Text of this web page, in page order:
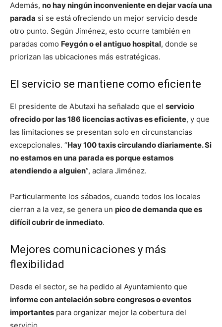
Además, no hay ningún inconveniente en dejar vacía una
parada si se está ofreciendo un mejor servicio desde
otro punto. Según Jiménez, esto ocurre también en
paradas como Feygón o el antiguo hospital, donde se
priorizan las ubicaciones más estratégicas.
El servicio se mantiene como eficiente
El presidente de Abutaxi ha señalado que el servicio
ofrecido por las 186 licencias activas es eficiente, y que
las limitaciones se presentan solo en circunstancias
excepcionales. “Hay 100 taxis circulando diariamente. Si
no estamos en una parada es porque estamos
atendiendo a alguien”, aclara Jiménez.
Particularmente los sábados, cuando todos los locales
cierran a la vez, se genera un pico de demanda que es
difícil cubrir de inmediato.
Mejores comunicaciones y más
flexibilidad
Desde el sector, se ha pedido al Ayuntamiento que
informe con antelación sobre congresos o eventos
importantes para organizar mejor la cobertura del